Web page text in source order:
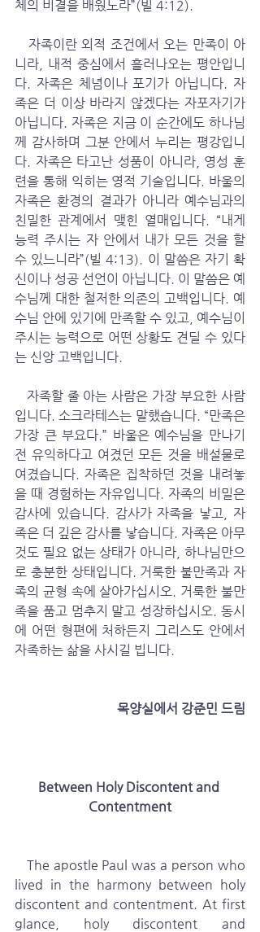
체의 비결을 배웠노라”(빌 4:12).
니라, 내적 중심에서 흘러나오는 평안입니
다. 자족은 체념이나 포기가 아닙니다. 자
족은 더 이상 바라지 않겠다는 자포자기가
아닙니다. 자족은 지금 이 순간에도 하나님
께 감사하며 그분 안에서 누리는 평강입니
다. 자족은 타고난 성품이 아니라, 영성 훈
련을 통해 익히는 영적 기술입니다. 바울의
자족은 환경의 결과가 아니라 예수님과의
친밀한 관계에서 맺힌 열매입니다. “내게
능력 주시는 자 안에서 내가 모든 것을 할
수 있느니라”(빌 4:13). 이 말씀은 자기 확
신이나 성공 선언이 아닙니다. 이 말씀은 예
수님께 대한 철저한 의존의 고백입니다. 예
수님 안에 있기에 만족할 수 있고, 예수님이
주시는 능력으로 어떤 상황도 견딜 수 있다
는 신앙 고백입니다.
입니다. 소크라테스는 말했습니다. “만족은
가장 큰 부요다.” 바울은 예수님을 만나기
전 유익하다고 여겼던 모든 것을 배설물로
여겼습니다. 자족은 집착하던 것을 내려놓
을 때 경험하는 자유입니다. 자족의 비밀은
감사에 있습니다. 감사가 자족을 낳고, 자
족은 더 깊은 감사를 낳습니다. 자족은 아무
것도 필요 없는 상태가 아니라, 하나님만으
로 충분한 상태입니다. 거룩한 불만족과 자
족의 균형 속에 살아가십시오. 거룩한 불만
족을 품고 멈추지 말고 성장하십시오. 동시
에 어떤 형편에 처하든지 그리스도 안에서
자족하는 삶을 사시길 빕니다.
목양실에서 강준민 드림
Between Holy Discontent and
Contentment
The apostle Paul was a person who
lived in the harmony between holy
discontent and contentment. At first
glance, holy discontent and